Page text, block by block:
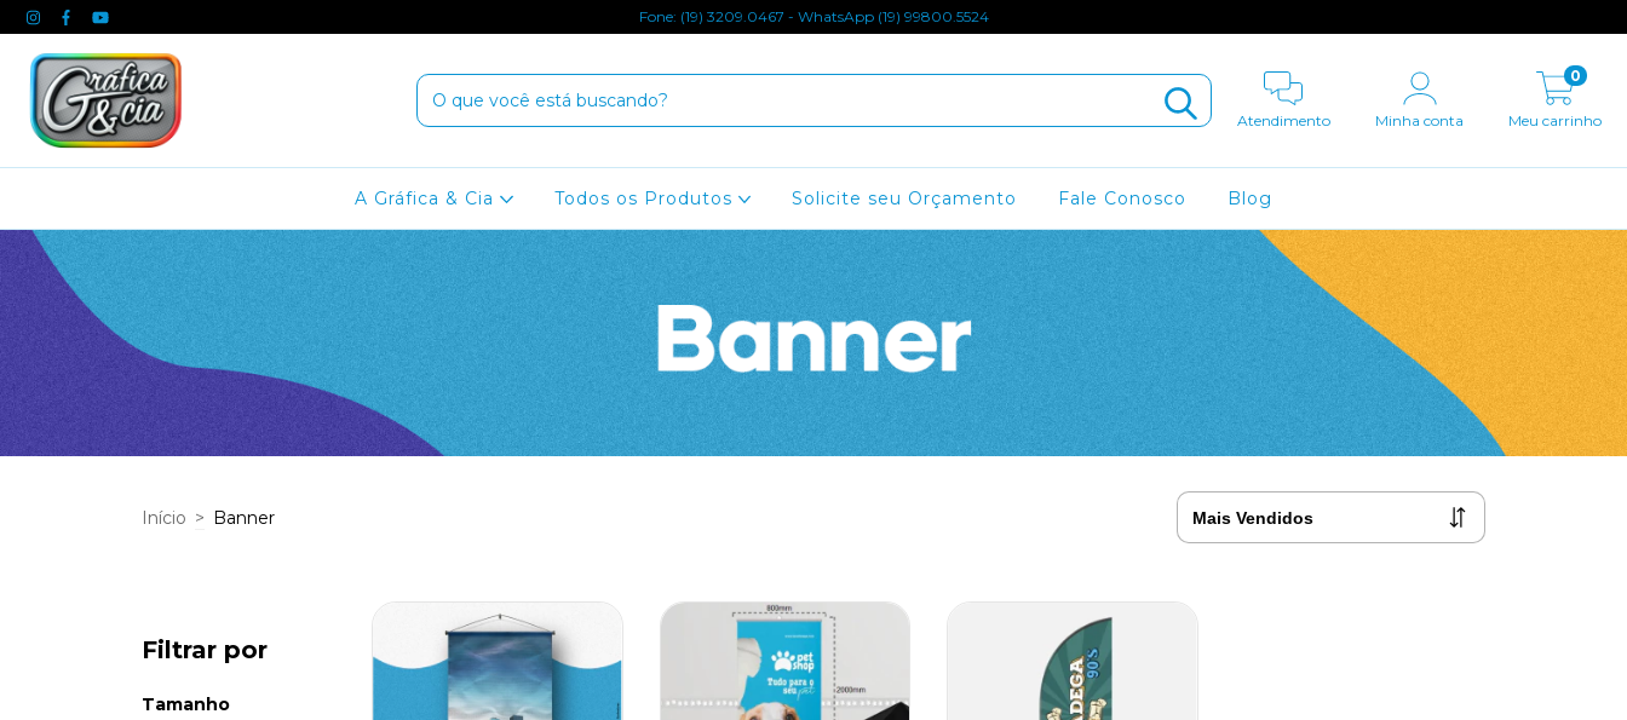
Fone: (19) 3209.0467 - WhatsApp (19) 99800.5524
Atendimento Minha conta Meu carrinho
0
A Gráfica & Cia Todos os Produtos Solicite seu Orçamento Fale Conosco Blog
Início > Banner
Filtrar por
Tamanho